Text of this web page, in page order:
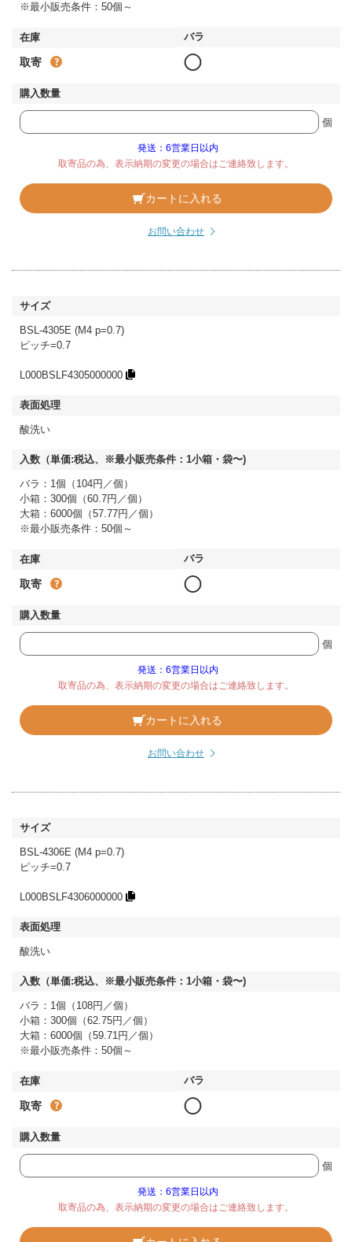
※最小販売条件：50個～
取寄 ◯
個
発送：6営業日以内
取寄品の為、表示納期の変更の場合はご連絡致します。
カートに入れる
お問い合わせ
BSL-4305E (M4 p=0.7)
ピッチ=0.7
L000BSLF4305000000
酸洗い
バラ：1個（104円／個）
小箱：300個（60.7円／個）
大箱：6000個（57.77円／個）
※最小販売条件：50個～
取寄 ◯
個
発送：6営業日以内
取寄品の為、表示納期の変更の場合はご連絡致します。
カートに入れる
お問い合わせ
BSL-4306E (M4 p=0.7)
ピッチ=0.7
L000BSLF4306000000
酸洗い
バラ：1個（108円／個）
小箱：300個（62.75円／個）
大箱：6000個（59.71円／個）
※最小販売条件：50個～
取寄 ◯
個
発送：6営業日以内
取寄品の為、表示納期の変更の場合はご連絡致します。